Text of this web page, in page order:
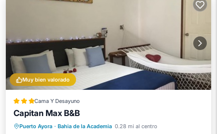
Muy bien valorado
Cama Y Desayuno
Capitan Max B&B
Puerto Ayora · Bahia de la Academia 0.28 mi al centro
Desayuno
Aparcamiento